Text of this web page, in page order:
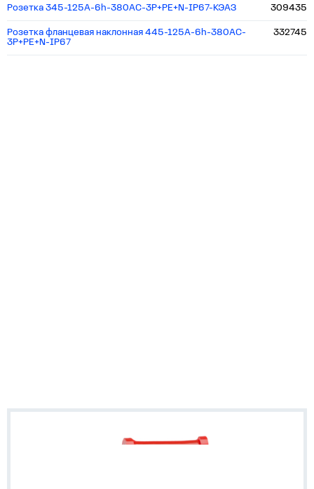
Розетка 345-125А-6h-380AC-3P+PE+N-IP67-КЭАЗ 309435
Розетка фланцевая наклонная 445-125А-6h-380AC-
3P+PE+N-IP67
332745